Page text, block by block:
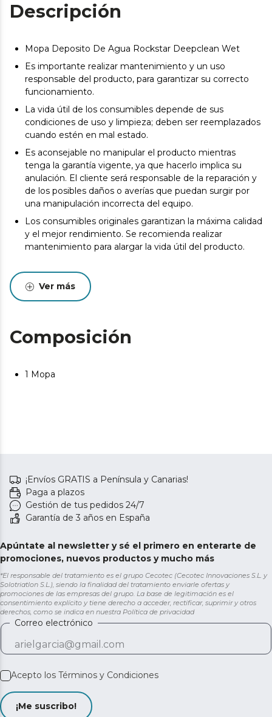
Descripción
Mopa Deposito De Agua Rockstar Deepclean Wet
Es importante realizar mantenimiento y un uso
responsable del producto, para garantizar su correcto
funcionamiento.
La vida útil de los consumibles depende de sus
condiciones de uso y limpieza; deben ser reemplazados
cuando estén en mal estado.
Es aconsejable no manipular el producto mientras
tenga la garantía vigente, ya que hacerlo implica su
anulación. El cliente será responsable de la reparación y
de los posibles daños o averías que puedan surgir por
una manipulación incorrecta del equipo.
Los consumibles originales garantizan la máxima calidad
y el mejor rendimiento. Se recomienda realizar
mantenimiento para alargar la vida útil del producto.
Ver más
Composición
1 Mopa
¡Envíos GRATIS a Península y Canarias!
Paga a plazos
Gestión de tus pedidos 24/7
Garantía de 3 años en España
Apúntate al newsletter y sé el primero en enterarte de
promociones, nuevos productos y mucho más
*El responsable del tratamiento es el grupo Cecotec (Cecotec Innovaciones S.L. y
Solotriatlon S.L.), siendo la finalidad del tratamiento enviarle ofertas y
promociones de las empresas del grupo. La base de legitimación es el
consentimiento explícito y tiene derecho a acceder, rectificar, suprimir y otros
derechos, como se indica en nuestra Política de privacidad
Correo electrónico
Acepto los Términos y Condiciones
¡Me suscribo!